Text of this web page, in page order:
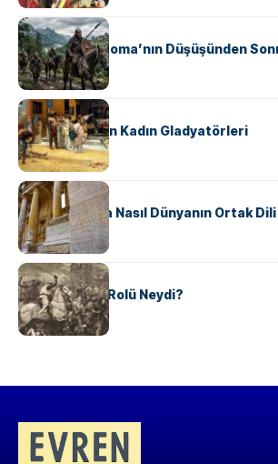
KÜLTÜR
Ostrogotlar Roma’nın Düşüşünden
Ele Geçirdi?
KÜLTÜR
Antik Roma’nın Kadın Gladyatörleri
KÜLTÜR
Antik Yunanca Nasıl Dünyanın Ortak
KÜLTÜR
Valdensler’in Rolü Neydi?